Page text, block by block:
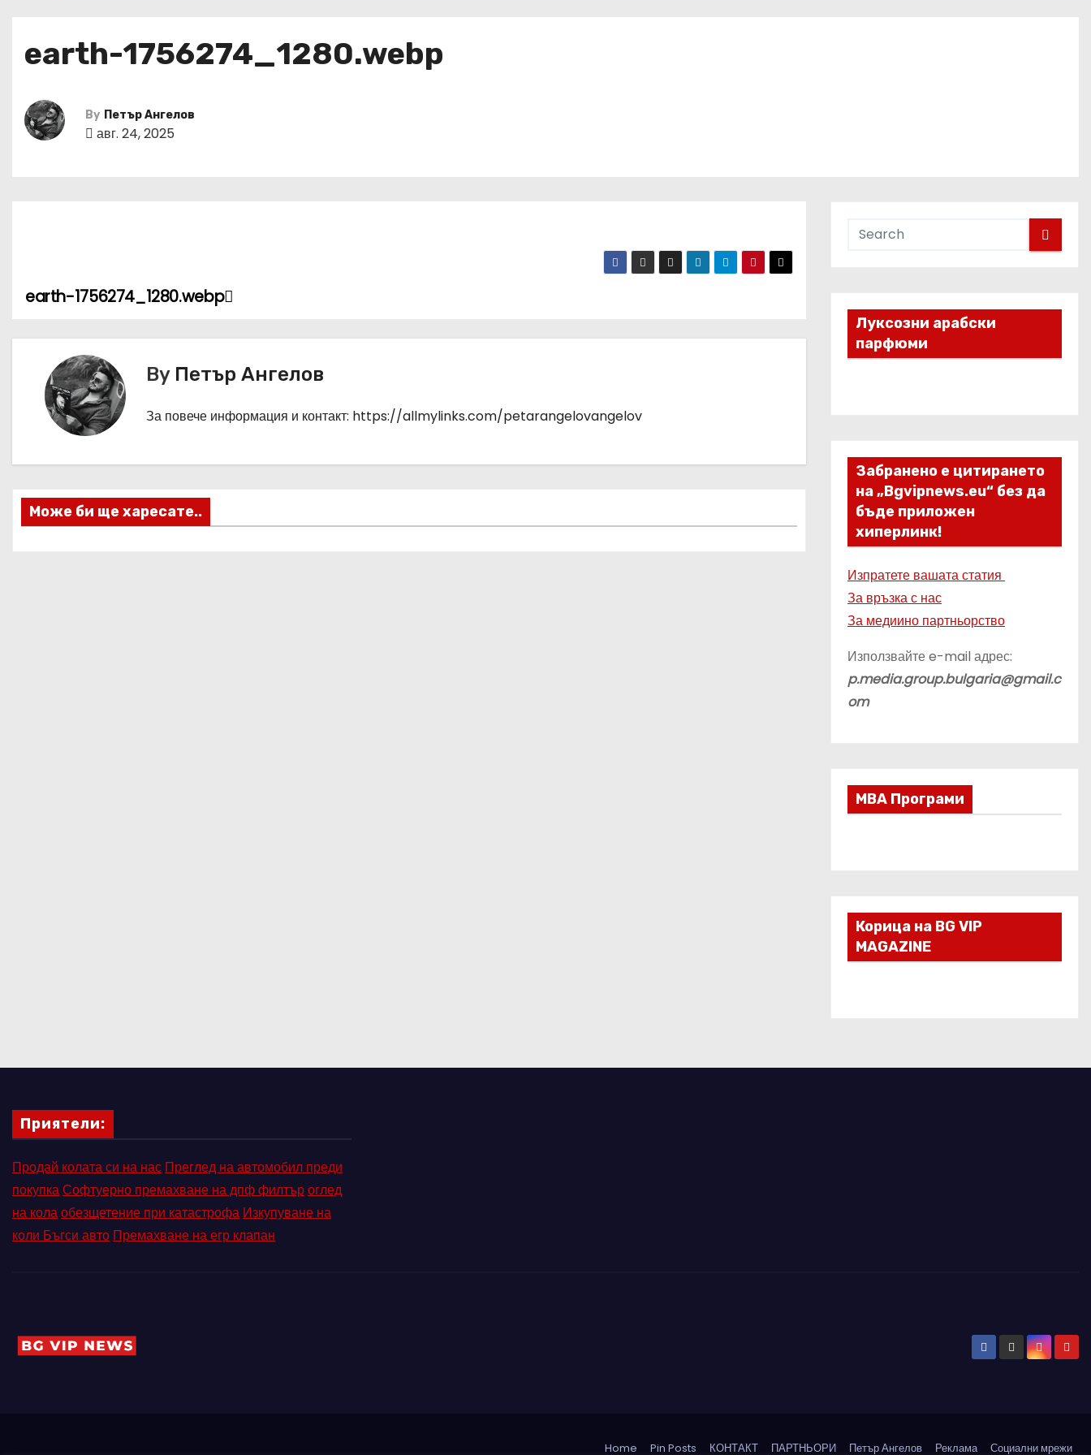
earth-1756274_1280.webp
By Петър Ангелов
авг. 24, 2025
Н
а
а
ц
earth-1756274_1280.webp
By Петър Ангелов
За повече информация и контакт: https://allmylinks.com/petarangelovangelov
Може би ще харесате..
Луксозни арабски
парфюми
Забранено е цитирането
на „Bgvipnews.eu“ без да
бъде приложен
хиперлинк!
Изпратете вашата статия
За връзка с нас
За медиино партньорство
Използвайте e-mail адрес:
p.media.group.bulgaria@gmail.c
om
МВА Програми
Корица на BG VIP
MAGAZINE
Приятели:
Продай колата си на нас Преглед на автомобил преди
покупкаСофтуерно премахване на дпф филтъроглед
на колаобезщетение при катастрофа Изкупуване на
коли Бъгси авто Премахване на егр клапан
Home Pin Posts КОНТАКТ ПАРТНЬОРИ Петър Ангелов Реклама Социални мрежи